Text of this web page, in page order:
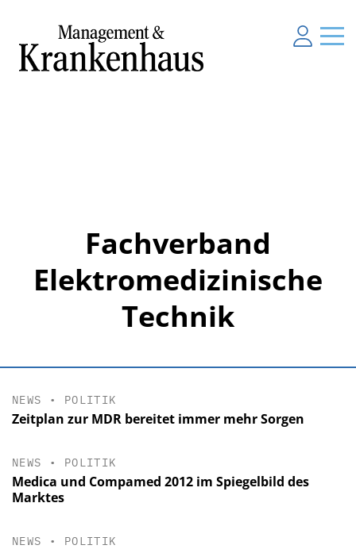
Fachverband
Elektromedizinische
Technik
NEWS • POLITIK
Zeitplan zur MDR bereitet immer mehr Sorgen
NEWS • POLITIK
Medica und Compamed 2012 im Spiegelbild des
Marktes
NEWS • POLITIK